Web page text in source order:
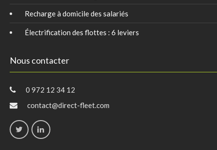
Recharge à domicile des salariés
Électrification des flottes : 6 leviers
Nous contacter
0 972 12 34 12
contact@direct-fleet.com